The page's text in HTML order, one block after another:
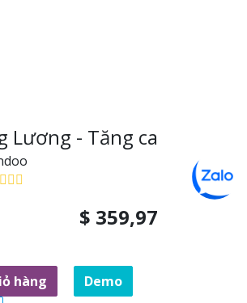
Lương - Tăng ca
$ 359,97
hàng
Demo